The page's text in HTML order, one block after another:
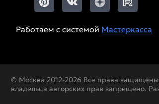
Работаем с системой Мастеркасса
© Москва 2012-2026 Все права
владельца авторских прав запрещено.